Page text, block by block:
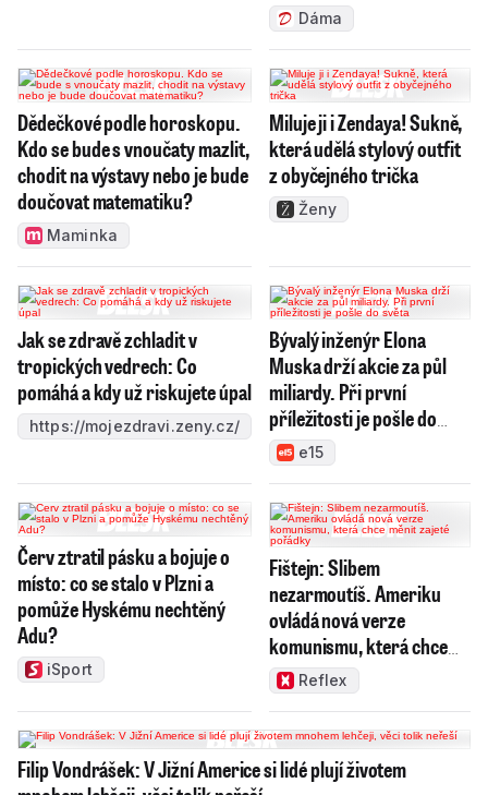
Dáma
Dědečkové podle horoskopu.
Kdo se bude s vnoučaty mazlit,
chodit na výstavy nebo je bude
doučovat matematiku?
Maminka
Miluje ji i Zendaya! Sukně,
která udělá stylový outfit
z obyčejného trička
Ženy
Jak se zdravě zchladit v
tropických vedrech: Co
pomáhá a kdy už riskujete úpal
https://mojezdravi.zeny.cz/
Bývalý inženýr Elona
Muska drží akcie za půl
miliardy. Při první
příležitosti je pošle do
světae15
Červ ztratil pásku a bojuje o
místo: co se stalo v Plzni a
pomůže Hyskému nechtěný
Adu?
iSport
Fištejn: Slibem
nezarmoutíš. Ameriku
ovládá nová verze
komunismu, která chce
měnit zajeté pořádky
Reflex
Filip Vondrášek: V Jižní Americe si lidé plují životem